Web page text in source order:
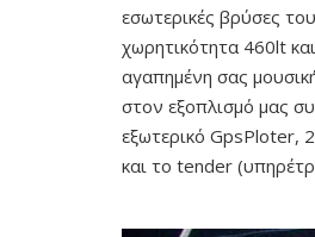
εσωτερικές βρύσες
χωρητικότητα 460lt
αγαπημένη σας
στον εξοπλισμό μας
εξωτερικό GpsPloter,
και το tender